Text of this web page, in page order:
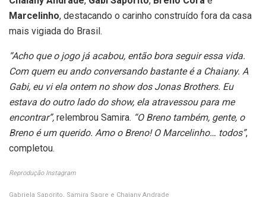
Marcelinho, destacando o carinho construído fora da casa
mais vigiada do Brasil.
“Acho que o jogo já acabou, então bora seguir essa vida.
Com quem eu ando conversando bastante é a Chaiany. A
Gabi, eu vi ela ontem no show dos Jonas Brothers. Eu
estava do outro lado do show, ela atravessou para me
encontrar”, relembrou Samira. “O Breno também, gente, o
Breno é um querido. Amo o Breno! O Marcelinho… todos”,
completou.
Reprodução Instagram
Gabriela Saporito, Samira Sagre e Chaiany Andrade